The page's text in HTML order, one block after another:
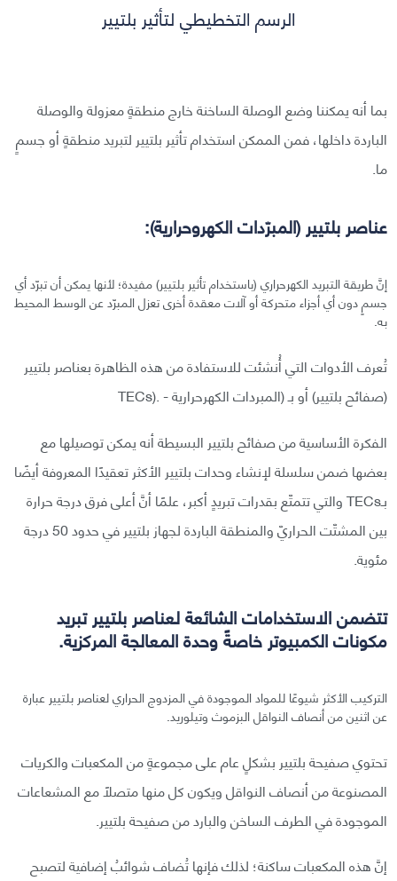
الرسم التخطيطي لتأثير بلتيير
بما أنه يمكننا وضع الوصلة الساخنة خارج منطقةٍ معزولة والوصلة
الباردة داخلها، فمن الممكن استخدام تأثير بلتيير لتبريد منطقةٍ أو جسمٍ
ما.
عناصر بلتيير (المبرّدات الكهروحرارية):
إنَّ طريقة التبريد الكهرحراري (باستخدام تأثير بلتيير) مفيدة؛ لأنها يمكن أن تبرّد أي
جسمٍ دون أي أجزاء متحركة أو آلات معقدة أخرى تعزل المبرّد عن الوسط المحيط
به.
تُعرف الأدوات التي أُنشئت للاستفادة من هذه الظاهرة بعناصر بلتيير
(صفائح بلتيير) أو بـ (المبردات الكهرحرارية - .(TECs
الفكرة الأساسية من صفائح بلتيير البسيطة أنه يمكن توصيلها مع
بعضها ضمن سلسلة لإنشاء وحدات بلتيير الأكثر تعقيدًا المعروفة أيضًا
بـTECs والتي تتمتّع بقدرات تبريدٍ أكبر، علمًا أنَّ أعلى فرق درجة حرارة
بين المشتّت الحراريّ والمنطقة الباردة لجهاز بلتيير في حدود 50 درجة
مئوية.
تتضمن الاستخدامات الشائعة لعناصر بلتيير تبريد
مكونات الكمبيوتر خاصةً وحدة المعالجة المركزية.
التركيب الأكثر شيوعًا للمواد الموجودة في المزدوج الحراري لعناصر بلتيير عبارة
عن اثنين من أنصاف النواقل البزموث وتيلوريد.
تحتوي صفيحة بلتيير بشكلٍ عام على مجموعةٍ من المكعبات والكريات
المصنوعة من أنصاف النواقل ويكون كل منها متصلًا مع المشعاعات
الموجودة في الطرف الساخن والبارد من صفيحة بلتيير.
إنَّ هذه المكعبات ساكنة؛ لذلك فإنها تُضاف شوائبُ إضافية لتصبح